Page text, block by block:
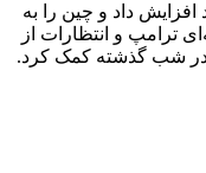
بر کالای هندی را ۲۵ درصد افزایش داد و چین را به
ترامپ و انتظارات از
در شب گذشته کمک کرد.